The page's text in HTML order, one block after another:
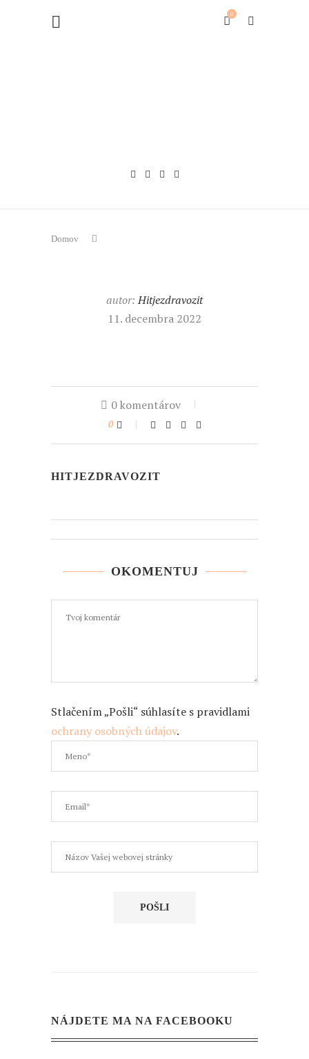
0
Domov
autor:Hitjezdravozit
11. decembra 2022
0 komentárov
0
HITJEZDRAVOZIT
OKOMENTUJ
Stlačením „Pošli“ súhlasíte s pravidlami
ochrany osobných údajov.
NÁJDETE MA NA FACEBOOKU